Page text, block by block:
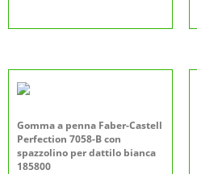
Gomma a penna Faber-Castell
Perfection 7058-B con
spazzolino per dattilo bianca
185800